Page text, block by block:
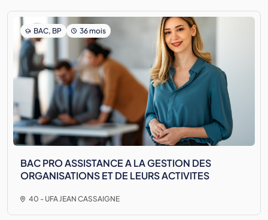
BAC, BP 36 mois
BAC PRO ASSISTANCE A LA GESTION DES
ORGANISATIONS ET DE LEURS ACTIVITES
40 - UFA JEAN CASSAIGNE